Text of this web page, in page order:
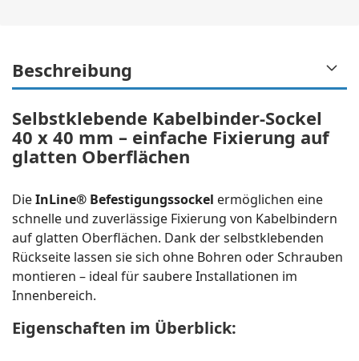
Beschreibung
Selbstklebende Kabelbinder-Sockel
40 x 40 mm – einfache Fixierung auf
glatten Oberflächen
DieInLine® Befestigungssockel ermöglichen eine
schnelle und zuverlässige Fixierung von Kabelbindern
auf glatten Oberflächen. Dank der selbstklebenden
Rückseite lassen sie sich ohne Bohren oder Schrauben
montieren – ideal für saubere Installationen im
Innenbereich.
Eigenschaften im Überblick: